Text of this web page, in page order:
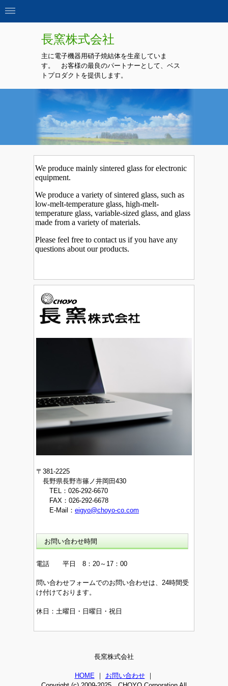
長窯株式会社
主に電子機器用硝子焼結体を生産していま
す。 お客様の最良のパートナーとして、ベス
トプロダクトを提供します。
We produce mainly sintered glass for electronic
equipment.
We produce a variety of sintered glass, such as
low-melt-temperature glass, high-melt-
temperature glass, variable-sized glass, and glass
made from a variety of materials.
Please feel free to contact us if you have any
questions about our products.
〒381-2225
長野県長野市篠ノ井岡田430
TEL：026-292-6670
FAX：026-292-6678
E-Mail： eigyo@choyo-co.com
お問い合わせ時間
電話 平日 8：20～17：00
問い合わせフォームでのお問い合わせは、24時間受
け付けております。
休日：土曜日・日曜日・祝日
長窯株式会社
HOME｜ お問い合わせ｜